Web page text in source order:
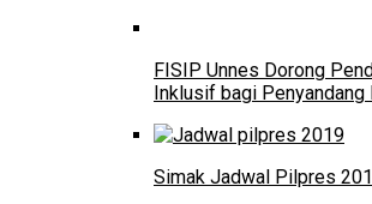
FISIP Unnes Dorong
Inklusif bagi
Simak Jadwal Pilpres